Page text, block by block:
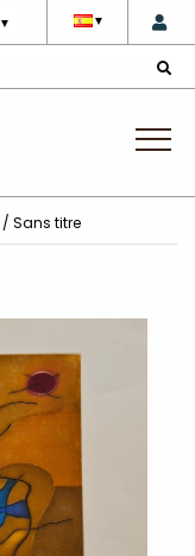
▼
▼
/ Sans titre